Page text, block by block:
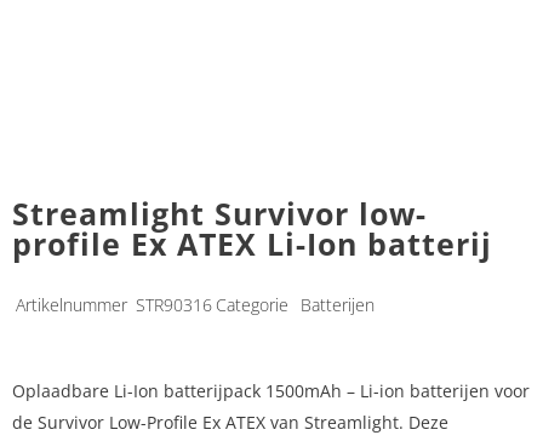
Streamlight Survivor low-
profile Ex ATEX Li-Ion batterij
Artikelnummer STR90316 Categorie Batterijen
Oplaadbare Li-Ion batterijpack 1500mAh – Li-ion batterijen voor
de Survivor Low-Profile Ex ATEX van Streamlight. Deze